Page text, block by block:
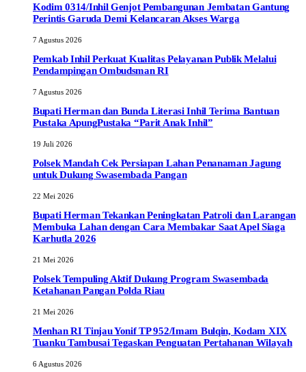
Kodim 0314/Inhil Genjot Pembangunan Jembatan Gantung
Perintis Garuda Demi Kelancaran Akses Warga
7 Agustus 2026
Pemkab Inhil Perkuat Kualitas Pelayanan Publik Melalui
Pendampingan Ombudsman RI
7 Agustus 2026
Bupati Herman dan Bunda Literasi Inhil Terima Bantuan
Pustaka ApungPustaka “Parit Anak Inhil”
19 Juli 2026
Polsek Mandah Cek Persiapan Lahan Penanaman Jagung
untuk Dukung Swasembada Pangan
22 Mei 2026
Bupati Herman Tekankan Peningkatan Patroli dan Larangan
Membuka Lahan dengan Cara Membakar Saat Apel Siaga
Karhutla 2026
21 Mei 2026
Polsek Tempuling Aktif Dukung Program Swasembada
Ketahanan Pangan Polda Riau
21 Mei 2026
Menhan RI Tinjau Yonif TP 952/Imam Bulqin, Kodam XIX
Tuanku Tambusai Tegaskan Penguatan Pertahanan Wilayah
6 Agustus 2026